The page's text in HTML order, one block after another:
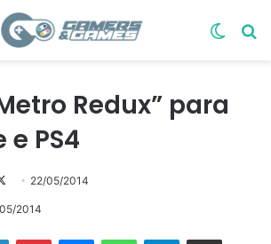
Redux” para
e PS4
Follow
on
22/05/2014
2014
LinkedinPinterestMessengerWhatsAppTelegramCompartilhar via e-mail